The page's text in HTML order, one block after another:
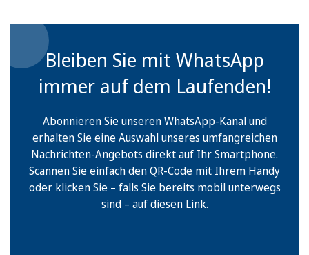
Bleiben Sie mit WhatsApp
immer auf dem Laufenden!
Abonnieren Sie unseren WhatsApp-Kanal und
erhalten Sie eine Auswahl unseres umfangreichen
Nachrichten-Angebots direkt auf Ihr Smartphone.
Scannen Sie einfach den QR-Code mit Ihrem Handy
oder klicken Sie – falls Sie bereits mobil unterwegs
sind – aufdiesen Link.